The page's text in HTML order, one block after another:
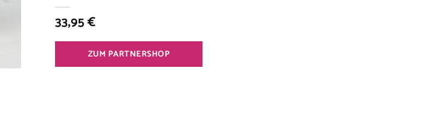
33,95€
ZUM PARTNERSHOP